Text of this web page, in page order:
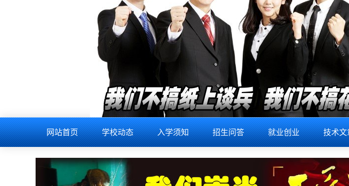
网站首页 学校动态 入学须知 招生问答 就业创业 技术文